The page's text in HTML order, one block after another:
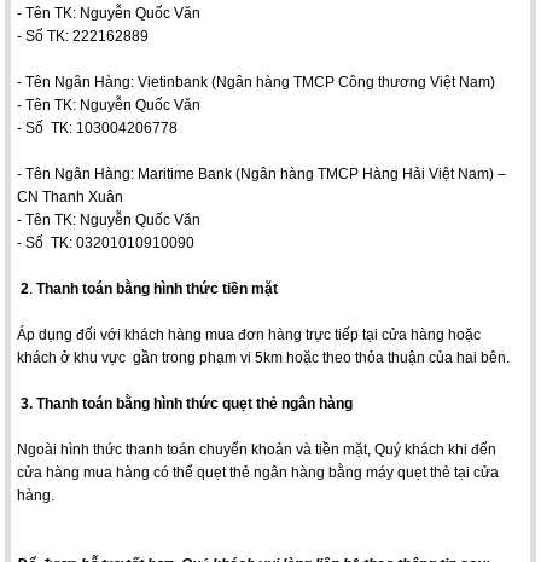
- Tên TK: Nguyễn Quốc Văn
- Số TK: 222162889
- Tên Ngân Hàng: Vietinbank (Ngân hàng TMCP Công thương Việt Nam)
- Tên TK: Nguyễn Quốc Văn
- Số TK: 103004206778
- Tên Ngân Hàng: Maritime Bank (Ngân hàng TMCP Hàng Hải Việt Nam) –
CN Thanh Xuân
- Tên TK: Nguyễn Quốc Văn
- Số TK: 03201010910090
2 .Thanh toán bằng hình thức tiền mặt
Áp dụng đối với khách hàng mua đơn hàng trực tiếp tại cửa hàng hoặc
khách ở khu vực gần trong phạm vi 5km hoặc theo thỏa thuận của hai bên.
3. Thanh toán bằng hình thức quẹt thẻ ngân hàng
Ngoài hình thức thanh toán chuyển khoản và tiền mặt, Quý khách khi đến
cửa hàng mua hàng có thể quẹt thẻ ngân hàng bằng máy quẹt thẻ tại cửa
hàng.